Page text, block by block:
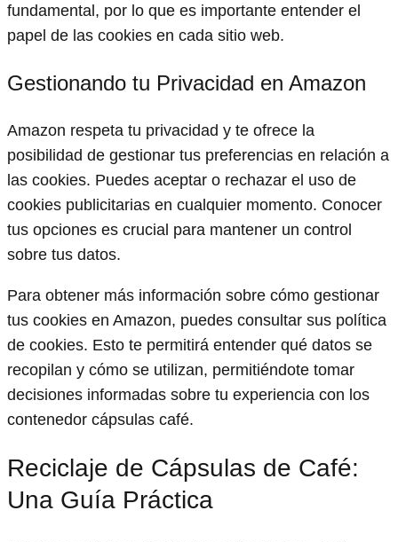
fundamental, por lo que es importante entender el
papel de las cookies en cada sitio web.
Gestionando tu Privacidad en Amazon
Amazon respeta tu privacidad y te ofrece la
posibilidad de gestionar tus preferencias en relación a
las cookies. Puedes aceptar o rechazar el uso de
cookies publicitarias en cualquier momento. Conocer
tus opciones es crucial para mantener un control
sobre tus datos.
Para obtener más información sobre cómo gestionar
tus cookies en Amazon, puedes consultar sus política
de cookies. Esto te permitirá entender qué datos se
recopilan y cómo se utilizan, permitiéndote tomar
decisiones informadas sobre tu experiencia con los
contenedor cápsulas café.
Reciclaje de Cápsulas de Café:
Una Guía Práctica